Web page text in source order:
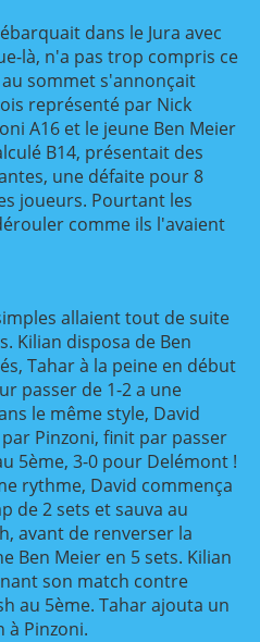
dans le Jura avec
là, n'a pas trop compris ce
sommet s'annonçait
représenté par Nick
A16 et le jeune Ben Meier
B14, présentait des
une défaite pour 8
joueurs. Pourtant les
comme ils l'avaient
allaient tout de suite
Kilian disposa de Ben
Tahar à la peine en début
passer de 1-2 a une
le même style, David
Pinzoni, finit par passer
5ème, 3-0 pour Delémont !
rythme, David commença
de 2 sets et sauva au
avant de renverser la
Ben Meier en 5 sets. Kilian
son match contre
au 5ème. Tahar ajouta un
à Pinzoni.